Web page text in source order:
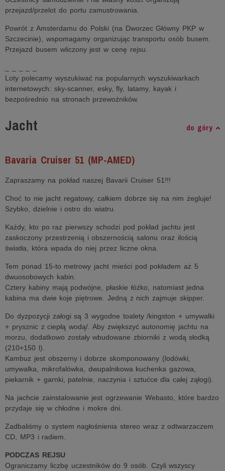
przejazd/przelot do portu zamustrowania.
Powrót z Amsterdamu do Polski (na Dworzec Główny PKP w
Szczecinie), wspomagamy organizując transportu osób busem.
Przejazd busem wliczony jest w cenę rejsu.
Loty polecamy wyszukiwać na popularnych wyszukiwarkach
internetowych: sky-scanner, esky, fly, latamy, kayak i
bezpośrednio na stronach przewoźników.
Jacht do góry
Bavaria Cruiser 51 (MP-AMED)
Zapraszamy na pokład naszej Bavarii Cruiser 51!!!
Choć to nie jacht regatowy, całkiem dobrze się na nim żegluje!
Szybko, dzielnie i ostro do wiatru.
Każdy, kto po raz pierwszy schodzi pod pokład jachtu jest
zaskoczony przestrzenią i obszernością salonu oraz ilością
światła, która wpada do niej przez liczne okna.
Tem ponad 15-to metrowy jacht mieści pod pokładem aż 5
dwuosobowych kabin.
Cztery kabiny mają podwójne, płaskie łóżko, natomiast jedna
kabina ma dwie koje piętrowe. Jedną z nich zajmuje skipper.
Do dyzpozycji załogi są 3 wygodne toalety /kingston + umywalki
+ prysznic z ciepłą wodą/. Aby zwiększyć autonomię jachtu na
morzu, dodatkowo zostały wbudowane zbiorniki z wodą słodką
(210+150 l).
Kambuz jest obszerny i dobrze skomponowany (lodówki,
umywalka, mikrofalówka, dwupalnikowa kuchenka gazowa,
piekarnik + garnki, patelnie, naczynia i sztućce dla całej ząłogi).
Na jachcie zainstalowanie jest ogrzewanie Webasto, które bardzo
przydaje się w chłodne i mokre dni.
Zadbaliśmy o system nagłośnienia stereo wraz z odtwarzaczem
CD, MP3 i radiem.
PODCZAS REJSU
Ograniczamy liczbę uczestników do 9 osób. Czyli wszyscy